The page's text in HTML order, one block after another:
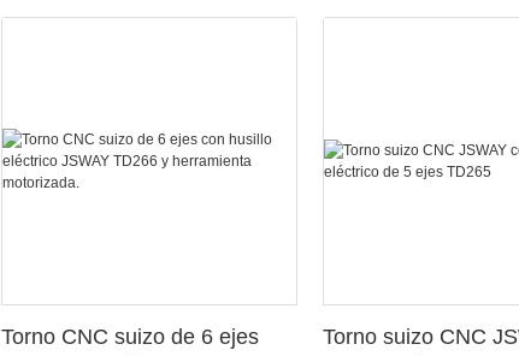
Torno CNC suizo de 6 ejes
Torno suizo CNC